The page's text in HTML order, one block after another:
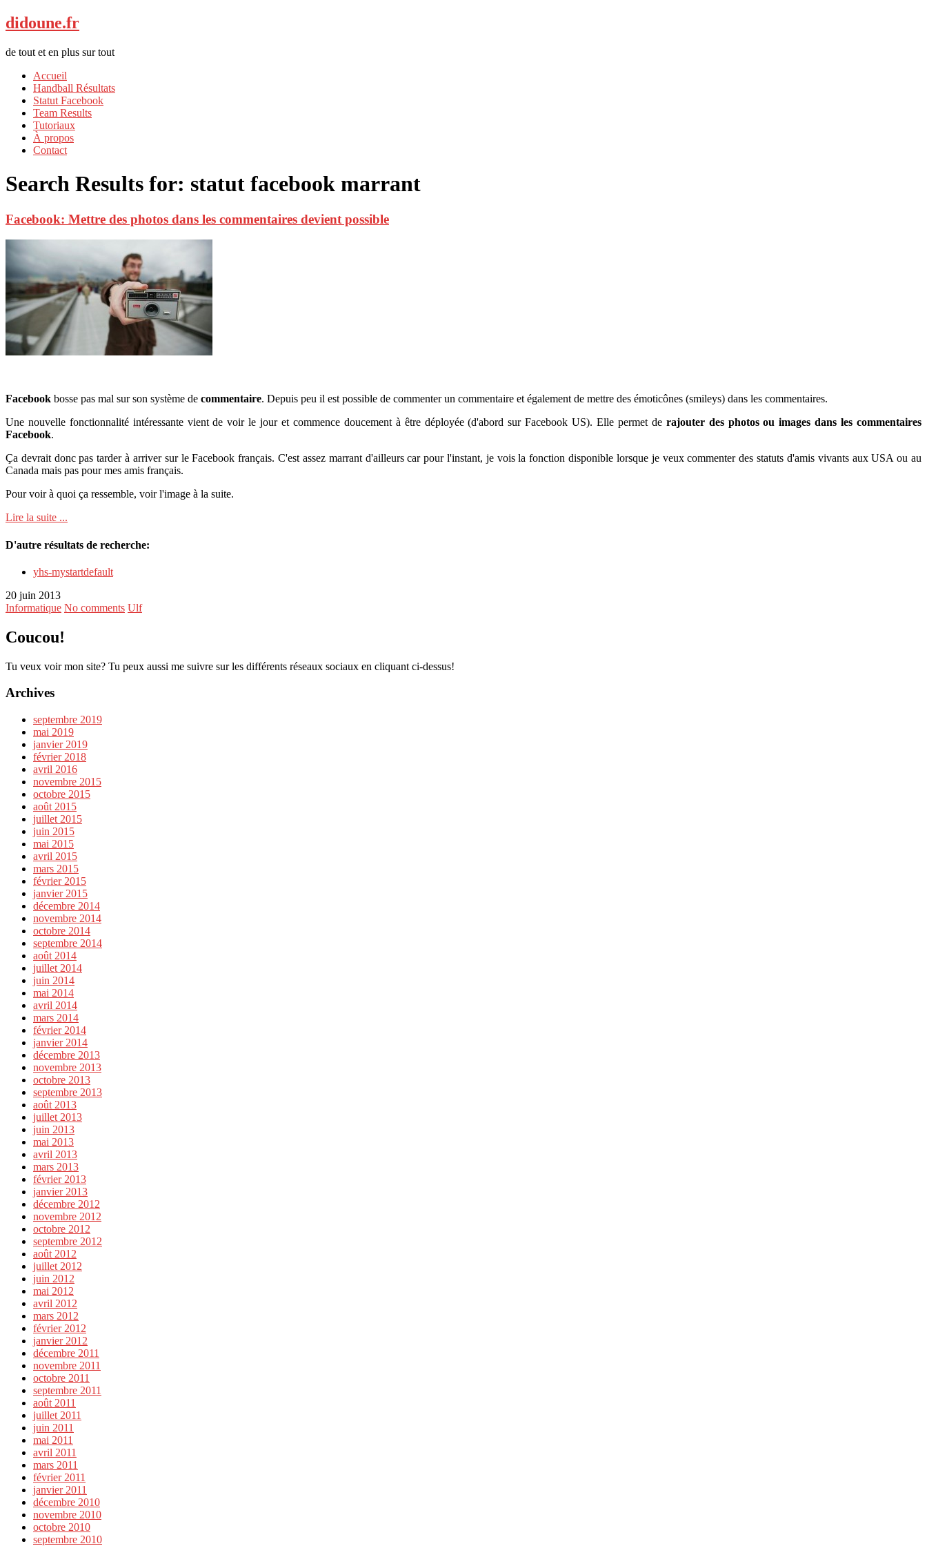
didoune.fr
de tout et en plus sur tout
Accueil
Handball Résultats
Statut Facebook
Team Results
Tutoriaux
À propos
Contact
Search Results for: statut facebook marrant
Facebook: Mettre des photos dans les commentaires devient possible
Facebook bosse pas mal sur son système de commentaire. Depuis peu il est possible de commenter un commentaire et également de mettre des émoticônes (smileys) dans les commentaires.
Une nouvelle fonctionnalité intéressante vient de voir le jour et commence doucement à être déployée (d'abord sur Facebook US). Elle permet de rajouter des photos ou images dans les commentaires
Facebook.
Ça devrait donc pas tarder à arriver sur le Facebook français. C'est assez marrant d'ailleurs car pour l'instant, je vois la fonction disponible lorsque je veux commenter des statuts d'amis vivants aux USA ou au
Canada mais pas pour mes amis français.
Pour voir à quoi ça ressemble, voir l'image à la suite.
Lire la suite ...
D'autre résultats de recherche:
yhs-mystartdefault
20 juin 2013
Informatique No comments Ulf
Coucou!
Tu veux voir mon site? Tu peux aussi me suivre sur les différents réseaux sociaux en cliquant ci-dessus!
Archives
septembre 2019
mai 2019
janvier 2019
février 2018
avril 2016
novembre 2015
octobre 2015
août 2015
juillet 2015
juin 2015
mai 2015
avril 2015
mars 2015
février 2015
janvier 2015
décembre 2014
novembre 2014
octobre 2014
septembre 2014
août 2014
juillet 2014
juin 2014
mai 2014
avril 2014
mars 2014
février 2014
janvier 2014
décembre 2013
novembre 2013
octobre 2013
septembre 2013
août 2013
juillet 2013
juin 2013
mai 2013
avril 2013
mars 2013
février 2013
janvier 2013
décembre 2012
novembre 2012
octobre 2012
septembre 2012
août 2012
juillet 2012
juin 2012
mai 2012
avril 2012
mars 2012
février 2012
janvier 2012
décembre 2011
novembre 2011
octobre 2011
septembre 2011
août 2011
juillet 2011
juin 2011
mai 2011
avril 2011
mars 2011
février 2011
janvier 2011
décembre 2010
novembre 2010
octobre 2010
septembre 2010